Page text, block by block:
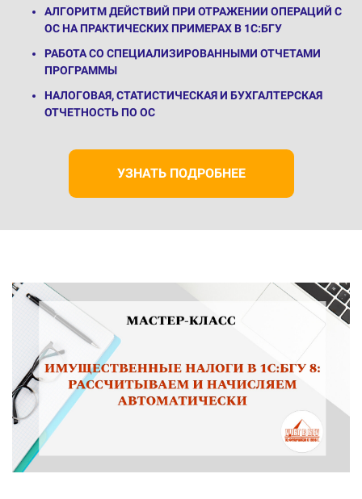
АЛГОРИТМ ДЕЙСТВИЙ ПРИ ОТРАЖЕНИИ ОПЕРАЦИЙ С
ОС НА ПРАКТИЧЕСКИХ ПРИМЕРАХ В 1С:БГУ
РАБОТА СО СПЕЦИАЛИЗИРОВАННЫМИ ОТЧЕТАМИ
ПРОГРАММЫ
НАЛОГОВАЯ, СТАТИСТИЧЕСКАЯ И БУХГАЛТЕРСКАЯ
ОТЧЕТНОСТЬ ПО ОС
УЗНАТЬ ПОДРОБНЕЕ